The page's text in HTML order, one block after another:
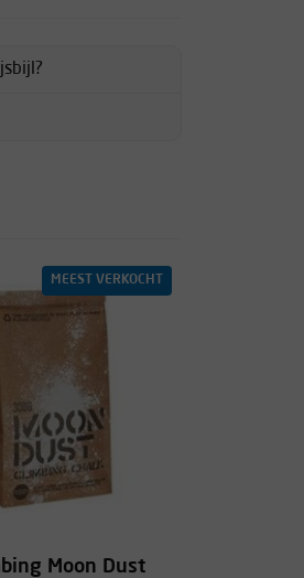
MEEST VERKOCHT
Moon Dust